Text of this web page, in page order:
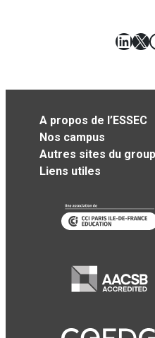
X
A propos de l’ESSEC
Nos campus
Autres sites du
Liens utiles